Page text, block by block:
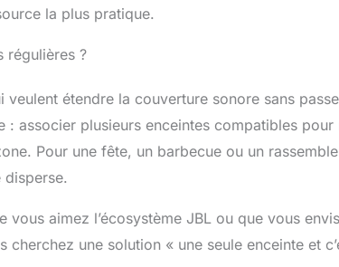
la plus pratique.
régulières ?
étendre la couverture sonore sans
: associer plusieurs enceintes compatibles
Pour une fête, un barbecue ou un
disperse.
aimez l’écosystème JBL ou que vous
une solution « une seule enceinte et